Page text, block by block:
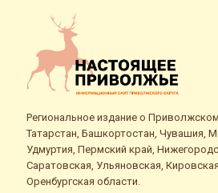
Региональное издание о
Татарстан, Башкортостан, Чувашия,
Удмуртия, Пермский край,
Саратовская, Ульяновская,
Оренбургская области.